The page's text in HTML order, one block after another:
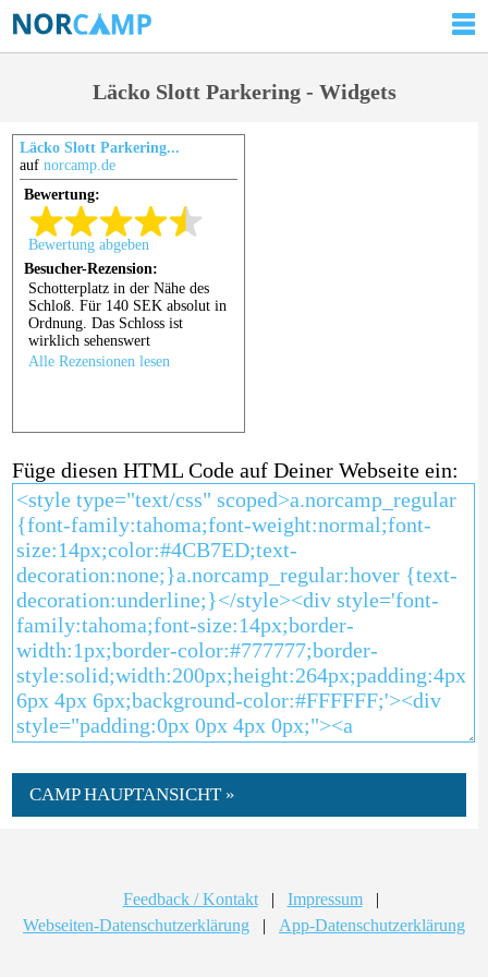
Läcko Slott Parkering - Widgets
Läcko Slott Parkering...
auf norcamp.de
Füge diesen HTML Code auf Deiner Webseite ein:
CAMP HAUPTANSICHT »
Feedback / Kontakt | Impressum
|
Webseiten-Datenschutzerklärung
| App-Datenschutzerklärung